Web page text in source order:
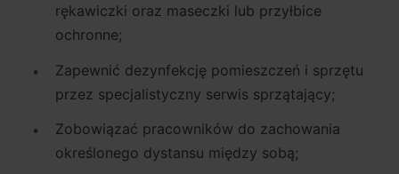
rękawiczki oraz maseczki lub przyłbice
ochronne;
Zapewnić dezynfekcję pomieszczeń i sprzętu
przez specjalistyczny serwis sprzątający;
Zobowiązać pracowników do zachowania
określonego dystansu między sobą;